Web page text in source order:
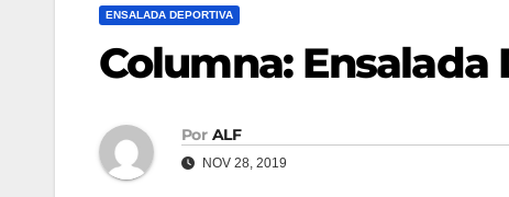
ENSALADA DEPORTIVA
Columna: Ensalada
Por ALF
NOV 28, 2019